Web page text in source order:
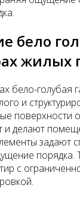
бело
бело-голубая
и
поверхности
и делают
задают
порядка.
с